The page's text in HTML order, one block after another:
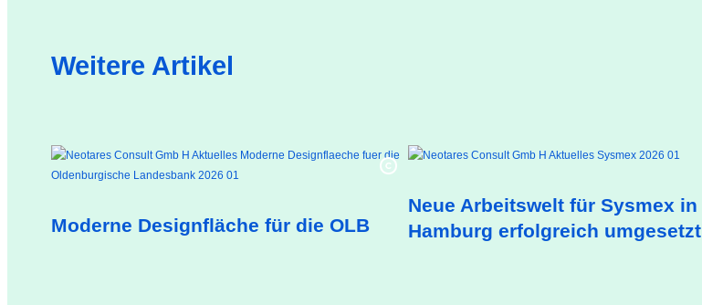
Weitere Artikel
Moderne Designfläche für die OLB
Neue Arbeitswelt für Sysmex in
Hamburg erfolgreich umgesetzt